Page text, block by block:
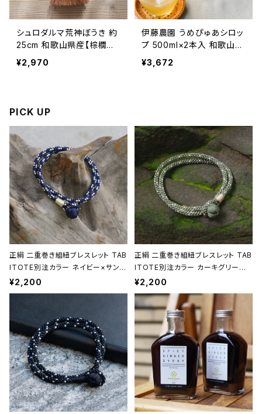
シュロダルマ荒神ぼうき 約
25cm 和歌山県産【棕櫚箒】
【卓上ほうき】【掃除道具】
【荒物】【松野屋】【父の日 お
¥2,970
伊藤農園 うめぴゅあシロッ
プ 500ml×2本入 和歌山県
産【南高梅使用】
¥3,672
PICK UP
正絹 二重巻き組紐ブレスレット TAB
ITOTE別注カラー ネイビー×サンド
ベージュ 昇苑くみひも【京都】【組紐
アクセサリー】【Kumihimo Bracel
¥2,200
正絹 二重巻き組紐ブレスレット TAB
ITOTE別注カラー カーキグリーン
昇苑くみひも【京都】【組紐アクセサリ
ー】【Kumihimo Bracelet】【ギフト
プレゼント】【父の日 お誕生日】
¥2,200